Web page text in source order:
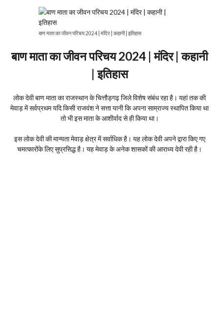
बाण माता का जीवन परिचय 2024 | मंदिर | कहानी | इतिहास
बाण माता का जीवन परिचय 2024 | मंदिर | कहानी
| इतिहास
लोक देवी बाण माता का राजस्थान के चित्तौड़गढ़ जिले विशेष संबंध रहा है। यहां तक की
मेवाड़ में सर्वप्रथम यदि किसी राजवंश ने सत्ता यानी कि अपना साम्राज्य स्थापित किया था
तो भी इस माता के आशीर्वाद से ही किया था।
इस लोक देवी की मान्यता मेवाड़ क्षेत्र में सर्वाधिक है। यह लोक देवी अपने द्वारा किए गए
चमत्कारोंके लिए सुप्रसिद्ध है। यह मेवाड़ के अनेक शासकों की आराध्य देवी रही है।